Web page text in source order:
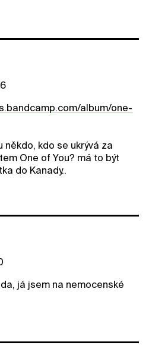
album/one-
kdo se ukrývá za
One of You? má to být
do Kanady..
já jsem na nemocenské